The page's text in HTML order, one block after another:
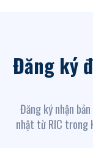
Đăng ký
Đăng ký nhận
nhật từ RIC trong